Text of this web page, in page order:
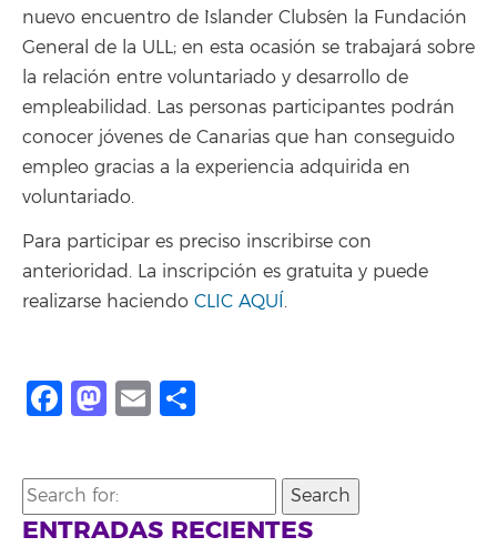
nuevo encuentro de `Islander Clubs´en la Fundación
General de la ULL; en esta ocasión se trabajará sobre
la relación entre voluntariado y desarrollo de
empleabilidad. Las personas participantes podrán
conocer jóvenes de Canarias que han conseguido
empleo gracias a la experiencia adquirida en
voluntariado.
Para participar es preciso inscribirse con
anterioridad. La inscripción es gratuita y puede
realizarse haciendo CLIC AQUÍ.
Facebook
Mastodon
Email
Search
for:
ENTRADAS RECIENTES